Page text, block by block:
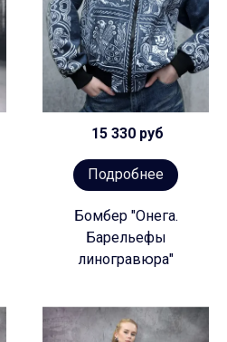
15 330 руб
Подробнее
Бомбер "Онега.
Барельефы
линогравюра"